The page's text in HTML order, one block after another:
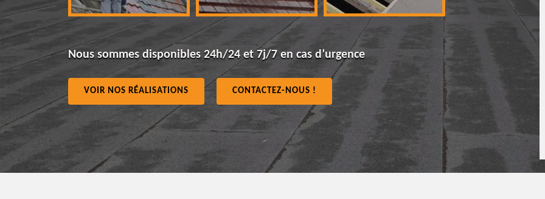
Nous sommes disponibles 24h/24 et 7j/7 en cas d’urgence
VOIR NOS RÉALISATIONS CONTACTEZ-NOUS !